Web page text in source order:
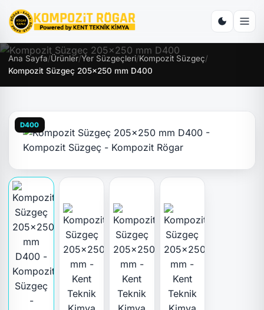
Ana Sayfa/Ürünler/Yer Süzgeçleri/Kompozit Süzgeç/
Kompozit Süzgeç 205x250 mm D400
D400